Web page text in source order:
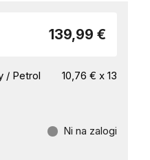
139,99 €
/ Petrol
10,76 € x 13
Ni na zalogi